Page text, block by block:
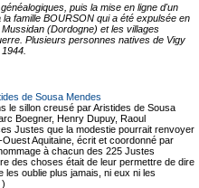
puis la mise en ligne d'un
famille BOURSON qui a été expulsée en
(Dordogne) et les villages
Plusieurs personnes natives de Vigy
de Sousa Mendes
le sillon creusé par Aristides de Sousa
Boegner, Henry Dupuy, Raoul
Justes que la modestie pourrait renvoyer
Ouest Aquitaine, écrit et coordonné par
à chacun des 225 Justes
des choses était de leur permettre de dire
les oublie plus jamais, ni eux ni les